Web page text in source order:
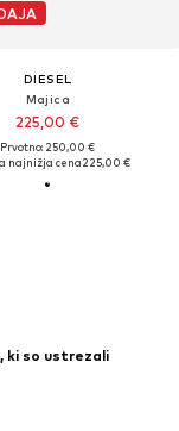
DIESEL
Majica
225,00 €
Prvotno: 250,00 €
najnižja cena225,00 €
ki so ustrezali